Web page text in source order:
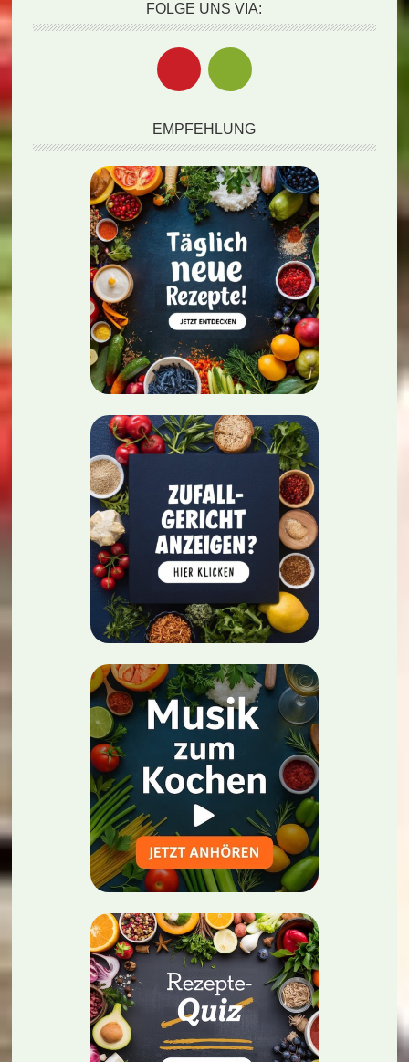
FOLGE UNS VIA:
EMPFEHLUNG